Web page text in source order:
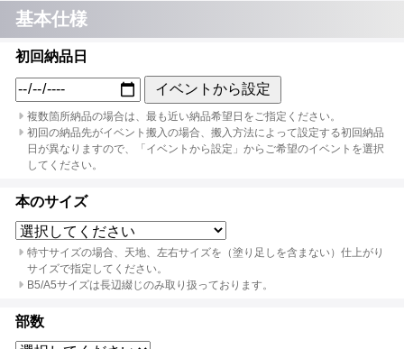
基本仕様
初回納品日
イベントから設定
複数箇所納品の場合は、最も近い納品希望日をご指定ください。
初回の納品先がイベント搬入の場合、搬入方法によって設定する初回納品
日が異なりますので、「イベントから設定」からご希望のイベントを選択
してください。
本のサイズ
特寸サイズの場合、天地、左右サイズを（塗り足しを含まない）仕上がり
サイズで指定してください。
B5/A5サイズは長辺綴じのみ取り扱っております。
部数